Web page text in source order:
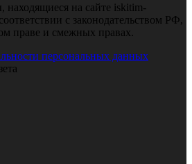
находящиеся на сайте iskitim-
с законодательством РФ,
праве и смежных правах.
персональных данных